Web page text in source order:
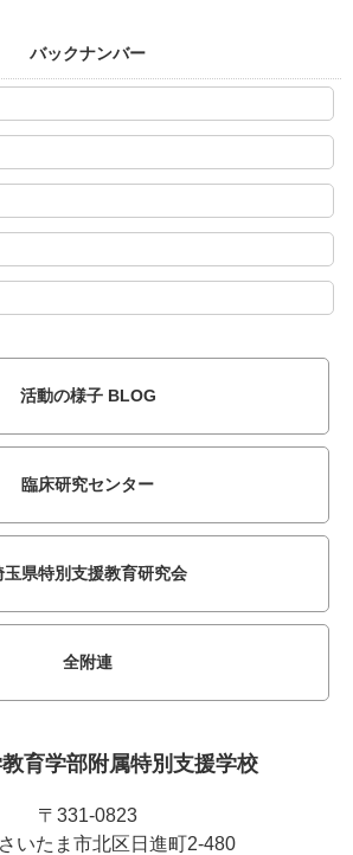
バックナンバー
活動の様子 BLOG
臨床研究センター
玉県特別支援教育研究会
全附連
育学部附属特別支援学校
〒331-0823
いたま市北区日進町2-480